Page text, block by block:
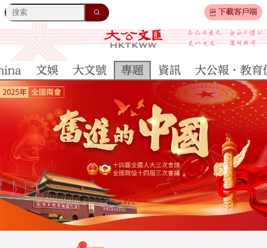
下載客戶端
文娛 大文號 專題 資訊 大公報·教育